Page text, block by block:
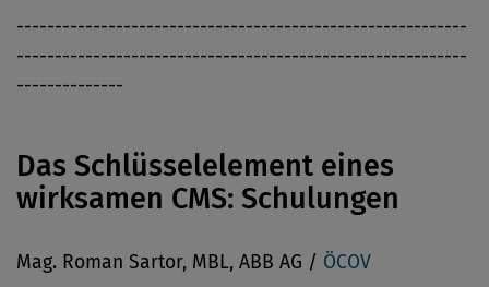
-----------------------------------------------------------
-----------------------------------------------------------
--------------
Das Schlüsselelement eines
wirksamen CMS: Schulungen
Mag. Roman Sartor, MBL, ABB AG / ÖCOV